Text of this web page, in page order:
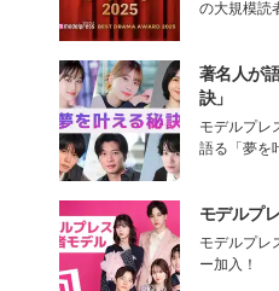
の大規模読
著名人が
訣」
モデルプレ
語る「夢を
モデルプ
モデルプレ
ー加入！